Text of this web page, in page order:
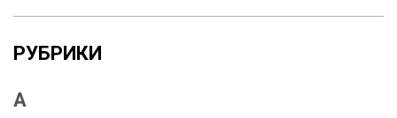
РУБРИКИ
А